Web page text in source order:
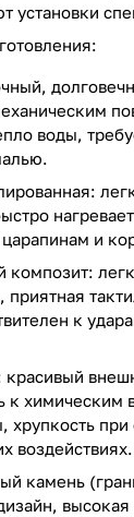
установки
воды,
и
композит:
приятная
к
красивый
к химическим
хрупкость при
воздействиях.
камень
высокая